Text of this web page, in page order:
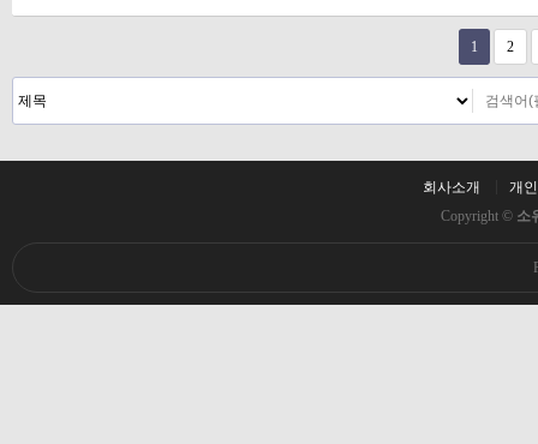
1 2
회사소개
개
Copyright © 소